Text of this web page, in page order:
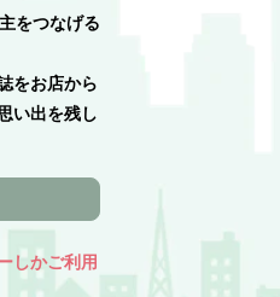
をつなげる
をお店から
い出を残し
しかご利用